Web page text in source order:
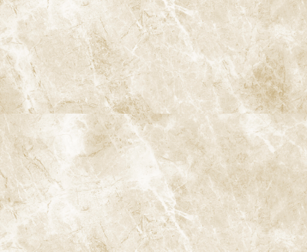
います。
iTero Lumina について ⇒